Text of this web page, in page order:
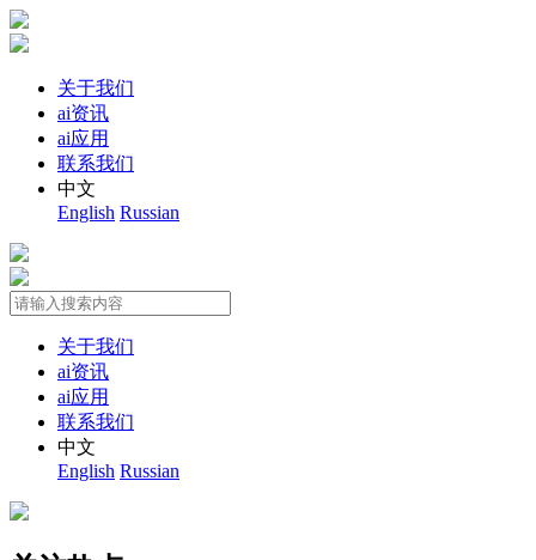
关于我们
ai资讯
ai应用
联系我们
中文
English Russian
关于我们
ai资讯
ai应用
联系我们
中文
English Russian